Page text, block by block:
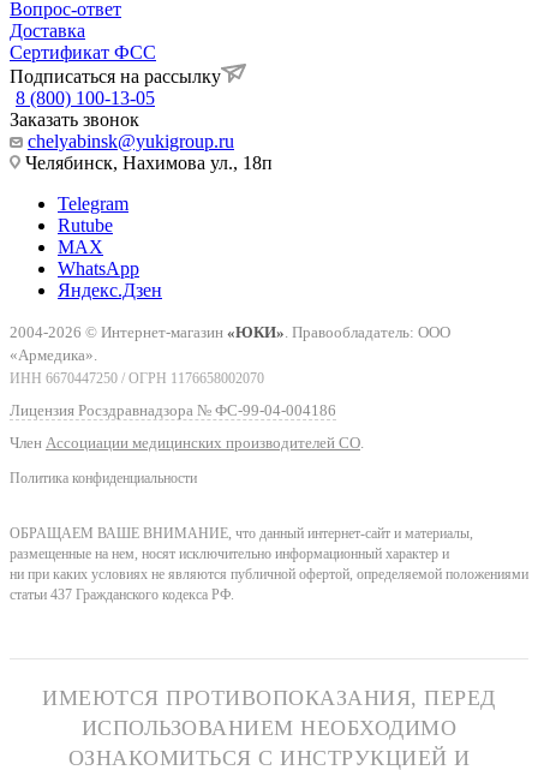
Вопрос-ответ
Доставка
Сертификат ФСС
Подписаться на рассылку
8 (800) 100-13-05
Заказать звонок
chelyabinsk@yukigroup.ru
Челябинск, Нахимова ул., 18п
Telegram
Rutube
MAX
WhatsApp
Яндекс.Дзен
2004-2026 © Интернет-магазин «ЮКИ». Правообладатель: ООО
«Армедика».
ИНН 6670447250 / ОГРН 1176658002070
Лицензия Росздравнадзора № ФС-99-04-004186
Член Ассоциации медицинских производителей СО.
Политика конфиденциальности
ОБРАЩАЕМ ВАШЕ ВНИМАНИЕ, что данный интернет-сайт и материалы,
размещенные на нем, носят исключительно информационный характер и
ни при каких условиях не являются публичной офертой, определяемой положениями
статьи 437 Гражданского кодекса РФ.
ИМЕЮТСЯ ПРОТИВОПОКАЗАНИЯ, ПЕРЕД
ИСПОЛЬЗОВАНИЕМ НЕОБХОДИМО
ОЗНАКОМИТЬСЯ С ИНСТРУКЦИЕЙ И